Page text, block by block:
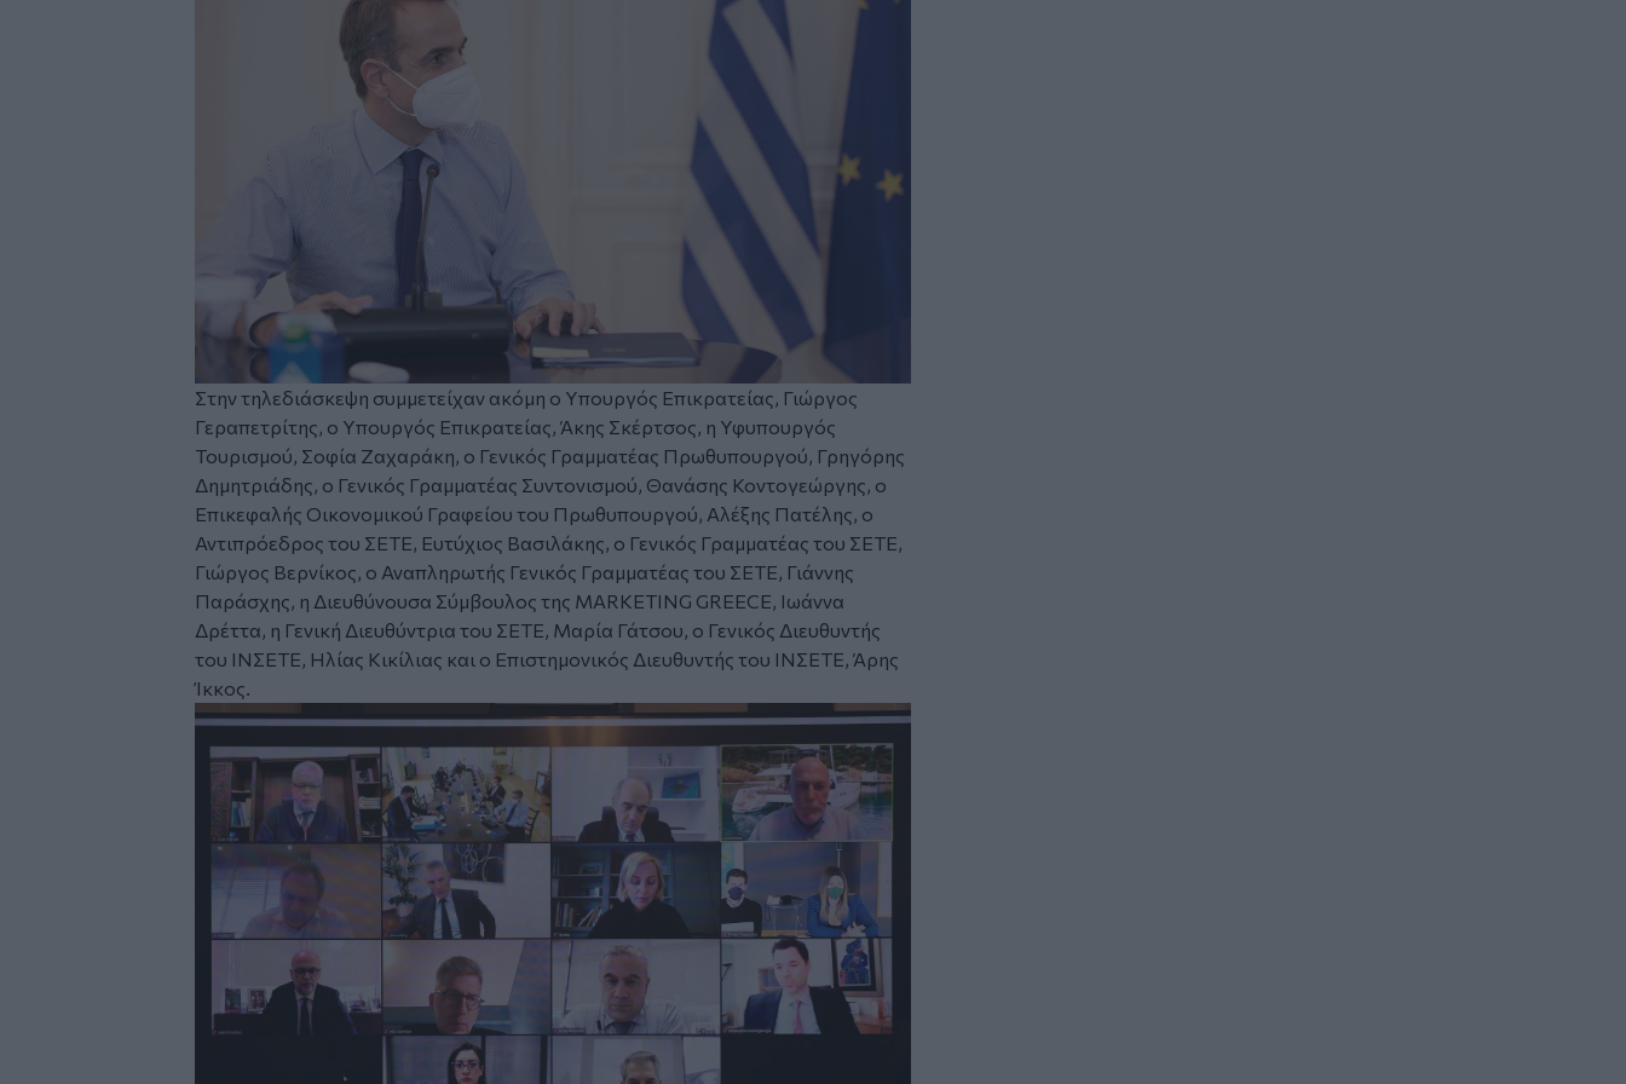
Στην τηλεδιάσκεψη συμμετείχαν ακόμη ο Υπουργός Επικρατείας, Γιώργος
Γεραπετρίτης, ο Υπουργός Επικρατείας, Άκης Σκέρτσος, η Υφυπουργός
Τουρισμού, Σοφία Ζαχαράκη, o Γενικός Γραμματέας Πρωθυπουργού, Γρηγόρης
Δημητριάδης, ο Γενικός Γραμματέας Συντονισμού, Θανάσης Κοντογεώργης, ο
Επικεφαλής Οικονομικού Γραφείου του Πρωθυπουργού, Αλέξης Πατέλης, ο
Αντιπρόεδρος του ΣΕΤΕ, Ευτύχιος Βασιλάκης, ο Γενικός Γραμματέας του ΣΕΤΕ,
Γιώργος Βερνίκος, ο Αναπληρωτής Γενικός Γραμματέας του ΣΕΤΕ, Γιάννης
Παράσχης, η Διευθύνουσα Σύμβουλος της MARKETING GREECE, Ιωάννα
Δρέττα, η Γενική Διευθύντρια του ΣΕΤΕ, Μαρία Γάτσου, ο Γενικός Διευθυντής
του ΙΝΣΕΤΕ, Ηλίας Κικίλιας και ο Επιστημονικός Διευθυντής του ΙΝΣΕΤΕ, Άρης
Ίκκος.